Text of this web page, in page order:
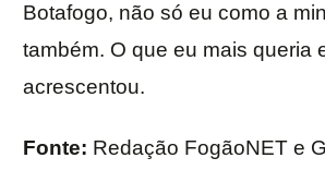
Botafogo, não só eu como a
também. O que eu mais queria
acrescentou.
Fonte: Redação FogãoNET e